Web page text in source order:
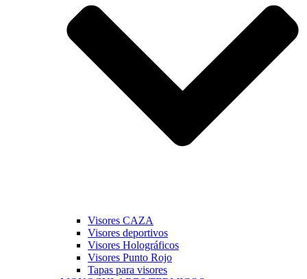
Visores CAZA
Visores deportivos
Visores Holográficos
Visores Punto Rojo
Tapas para visores